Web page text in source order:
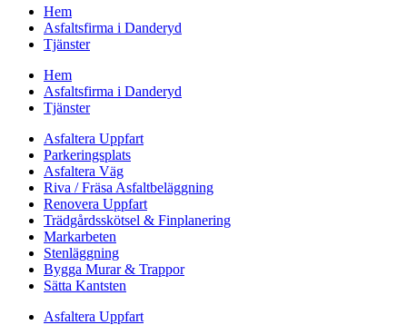
Hem
Asfaltsfirma i Danderyd
Tjänster
Hem
Asfaltsfirma i Danderyd
Tjänster
Asfaltera Uppfart
Parkeringsplats
Asfaltera Väg
Riva / Fräsa Asfaltbeläggning
Renovera Uppfart
Trädgårdsskötsel & Finplanering
Markarbeten
Stenläggning
Bygga Murar & Trappor
Sätta Kantsten
Asfaltera Uppfart